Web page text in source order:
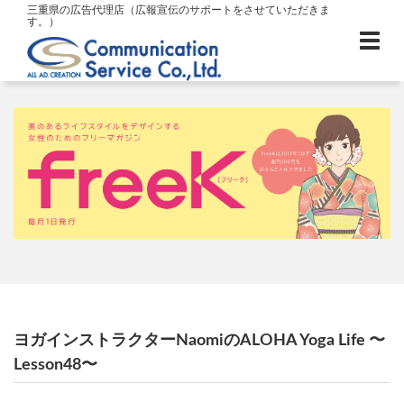
三重県の広告代理店（広報宣伝のサポートをさせていただきま
す。）
ヨガインストラクターNaomiのALOHA Yoga Life 〜
Lesson48〜